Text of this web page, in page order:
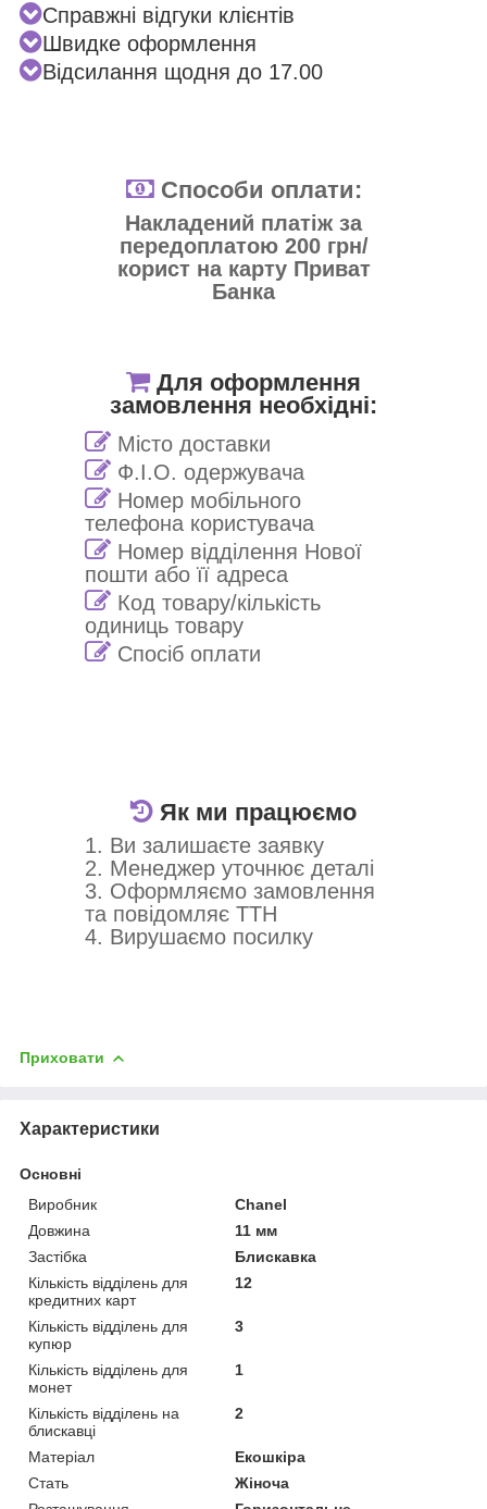
Справжні відгуки клієнтів
Швидке оформлення
Відсилання щодня до 17.00
Способи оплати:
Накладений платіж за
передоплатою 200 грн/
корист на карту Приват
Банка
Як ми працюємо
1. Ви залишаєте заявку
2. Менеджер уточнює деталі
3. Оформляємо замовлення
та повідомляє ТТН
4. Вирушаємо посилку
Для оформлення
замовлення необхідні:
Місто доставки
Ф.І.О. одержувача
Номер мобільного
телефона користувача
Номер відділення Нової
пошти або її адреса
Код товару/кількість
одиниць товару
Спосіб оплати
Приховати
Характеристики
Основні
Виробник
Chanel
Довжина
11 мм
Застібка
Блискавка
Кількість відділень для
кредитних карт
12
Кількість відділень для
купюр
3
Кількість відділень для
монет
1
Кількість відділень на
блискавці
2
Матеріал
Екошкіра
Стать
Жіноча